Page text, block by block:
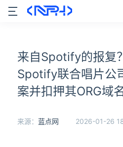
来自Spotify的报复
Spotify联合唱片公
案并扣押其ORG域
来源： 蓝点网 2026-01-26